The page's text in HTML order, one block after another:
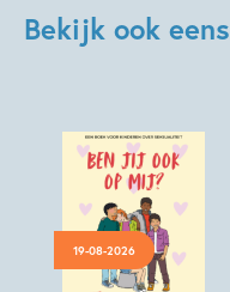
Bekijk ook eens
19-08-2026